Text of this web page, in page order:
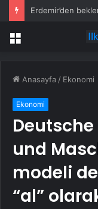
Erdemir’den
Menü
Anasayfa / Ekonomi
Ekonomi
und
modeli
“al”